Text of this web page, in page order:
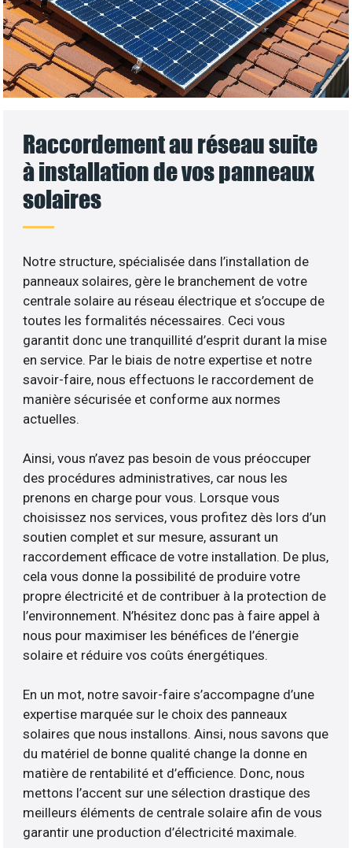
Raccordement au réseau suite
à installation de vos panneaux
solaires
Notre structure, spécialisée dans l’installation de
panneaux solaires, gère le branchement de votre
centrale solaire au réseau électrique et s’occupe de
toutes les formalités nécessaires. Ceci vous
garantit donc une tranquillité d’esprit durant la mise
en service. Par le biais de notre expertise et notre
savoir-faire, nous effectuons le raccordement de
manière sécurisée et conforme aux normes
actuelles.
Ainsi, vous n’avez pas besoin de vous préoccuper
des procédures administratives, car nous les
prenons en charge pour vous. Lorsque vous
choisissez nos services, vous profitez dès lors d’un
soutien complet et sur mesure, assurant un
raccordement efficace de votre installation. De plus,
cela vous donne la possibilité de produire votre
propre électricité et de contribuer à la protection de
l’environnement. N’hésitez donc pas à faire appel à
nous pour maximiser les bénéfices de l’énergie
solaire et réduire vos coûts énergétiques.
En un mot, notre savoir-faire s’accompagne d’une
expertise marquée sur le choix des panneaux
solaires que nous installons. Ainsi, nous savons que
du matériel de bonne qualité change la donne en
matière de rentabilité et d’efficience. Donc, nous
mettons l’accent sur une sélection drastique des
meilleurs éléments de centrale solaire afin de vous
garantir une production d’électricité maximale.